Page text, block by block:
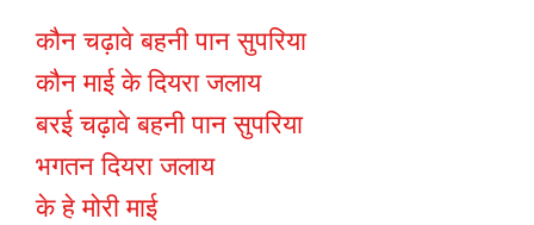
कौन चढ़ावे बहनी पान सुपरिया
कौन माई के दियरा जलाय
बरई चढ़ावे बहनी पान सुपरिया
भगतन दियरा जलाय
के हे मोरी माई